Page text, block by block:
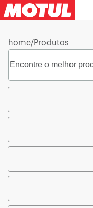
home/Produtos